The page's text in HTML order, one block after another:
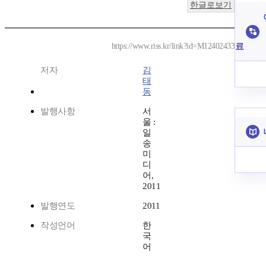
한글로보기
https://www.riss.kr/link?id=M12402433
저자
김
태
동
발행사항
서
울 :
일
송
미
디
어,
2011
발행연도 2011
작성언어
한
국
어
료